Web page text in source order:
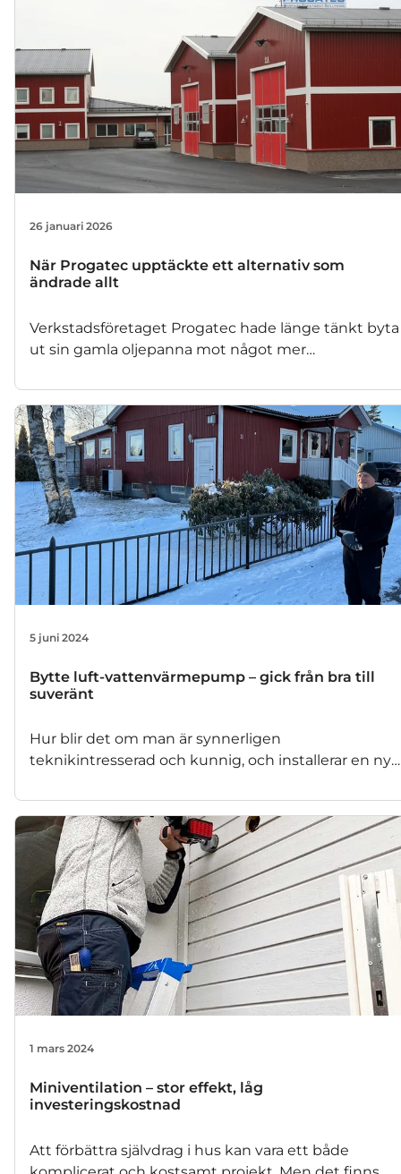
26 januari 2026
När Progatec upptäckte ett alternativ som
ändrade allt
Verkstadsföretaget Progatec hade länge tänkt byta
ut sin gamla oljepanna mot något mer
vad. Bergvärme tedde sig som enda lösningen tills
en ny, kraftfull luft-vattenvärmepump från
Mitsubishi Electric blandade sig i leken. Det gjorde
att den totala investeringen blev ungefär hälften av
vad bergvärme skulle ha kostat. Och installationen
tog bara en dag.
5 juni 2024
Bytte luft-vattenvärmepump – gick från bra till
suveränt
Hur blir det om man är synnerligen
teknikintresserad och kunnig, och installerar en ny
minsta detalj i driften och jämför med hur den
gamla pumpen presterade. Det är vi mycket glada
över, för sällan har vi haft så mycket handfast data
att tillgå när vi intervjuar kunder som här. Läs och
se vad den självlärda värmepumpexperten Thomas
tycker om sin Ecodan från serien E-generation.
1 mars 2024
Miniventilation – stor effekt, låg
investeringskostnad
Att förbättra självdrag i hus kan vara ett både